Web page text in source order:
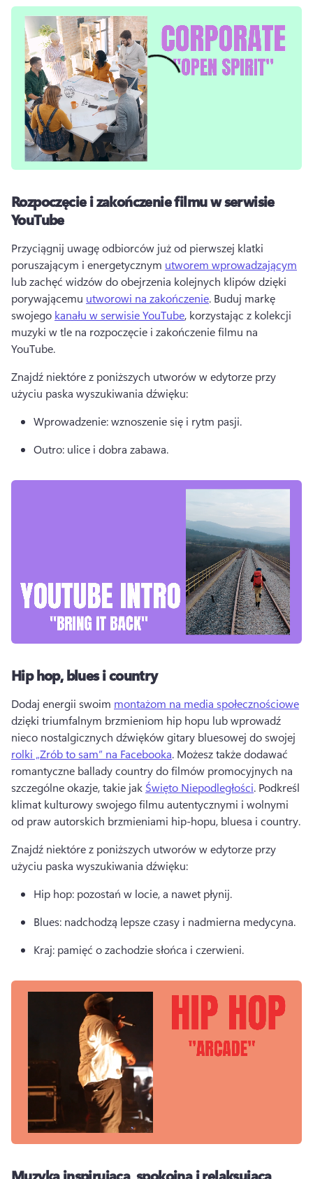
Rozpoczęcie i zakończenie filmu w serwisie
YouTube
Przyciągnij uwagę odbiorców już od pierwszej klatki
poruszającym i energetycznym utworem wprowadzającym
lub zachęć widzów do obejrzenia kolejnych klipów dzięki
porywającemu utworowi na zakończenie. Buduj markę
swojego kanału w serwisie YouTube, korzystając z kolekcji
muzyki w tle na rozpoczęcie i zakończenie filmu na
YouTube.
Znajdź niektóre z poniższych utworów w edytorze przy
użyciu paska wyszukiwania dźwięku:
Wprowadzenie: wznoszenie się i rytm pasji.
Outro: ulice i dobra zabawa.
Hip hop, blues i country
Dodaj energii swoim montażom na media społecznościowe
dzięki triumfalnym brzmieniom hip hopu lub wprowadź
nieco nostalgicznych dźwięków gitary bluesowej do swojej
rolki „Zrób to sam” na Facebooka. Możesz także dodawać
romantyczne ballady country do filmów promocyjnych na
szczególne okazje, takie jak Święto Niepodległości. Podkreśl
klimat kulturowy swojego filmu autentycznymi i wolnymi
Znajdź niektóre z poniższych utworów w edytorze przy
użyciu paska wyszukiwania dźwięku:
Hip hop: pozostań w locie, a nawet płynij.
Blues: nadchodzą lepsze czasy i nadmierna medycyna.
Kraj: pamięć o zachodzie słońca i czerwieni.
Muzyka inspirująca, spokojna i relaksująca